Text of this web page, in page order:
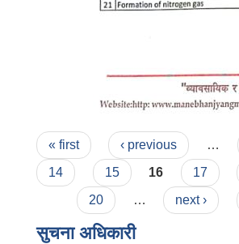
Pages
« first ‹ previous …
14
15 16 17
20
… next ›
सुचना अधिकारी